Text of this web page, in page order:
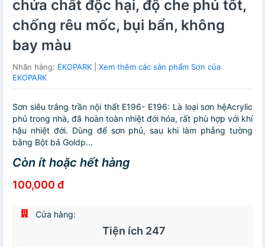
chứa chất độc hại, độ che phủ tốt,
chống rêu mốc, bụi bẩn, không
bay màu
Nhãn hàng: EKOPARK
Xem thêm các sản phẩm Sơn của
EKOPARK
Sơn siêu trắng trần nội thất E196- E196: Là loại sơn hệAcrylic
phủ trong nhà, đã hoàn toàn nhiệt đới hóa, rất phù hợp với khí
hậu nhiệt đới. Dùng để sơn phủ, sau khi làm phẳng tường
bằng Bột bả Goldp...
Còn ít hoặc hết hàng
100,000 đ
Cửa hàng:
Tiện ích 247